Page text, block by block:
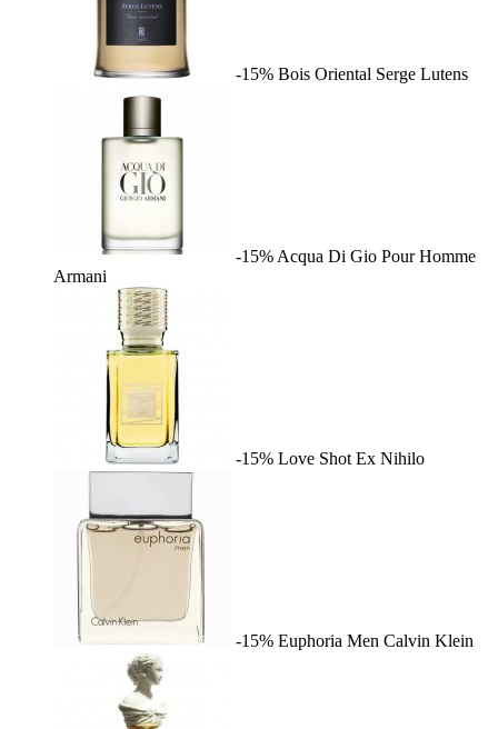
-15% Bois Oriental Serge Lutens
-15% Acqua Di Gio Pour Homme
Armani
-15% Love Shot Ex Nihilo
-15% Euphoria Men Calvin Klein